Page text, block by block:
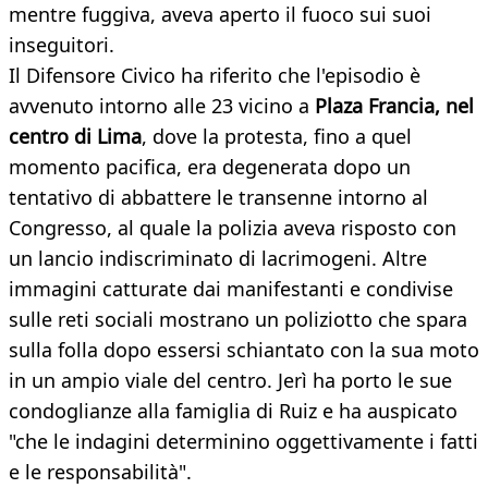
mentre fuggiva, aveva aperto il fuoco sui suoi
inseguitori.
Il Difensore Civico ha riferito che l'episodio è
avvenuto intorno alle 23 vicino a Plaza Francia, nel
centro di Lima, dove la protesta, fino a quel
momento pacifica, era degenerata dopo un
tentativo di abbattere le transenne intorno al
Congresso, al quale la polizia aveva risposto con
un lancio indiscriminato di lacrimogeni. Altre
immagini catturate dai manifestanti e condivise
sulle reti sociali mostrano un poliziotto che spara
sulla folla dopo essersi schiantato con la sua moto
in un ampio viale del centro. Jerì ha porto le sue
condoglianze alla famiglia di Ruiz e ha auspicato
"che le indagini determinino oggettivamente i fatti
e le responsabilità".